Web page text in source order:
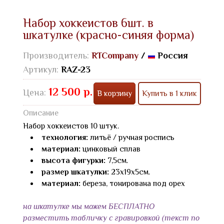
Набор хоккеистов 6шт. в
шкатулке (красно-синяя форма)
Производитель: RTCompany /
Россия
Артикул: RAZ-23
Цена: 12 500 р. В корзину Купить в 1 клик
Описание
Набор хоккеистов 10 штук.
технология: литьё / ручная роспись
материал: цинковый сплав
высота фигурки: 7,5см.
размер шкатулки: 23х19х5см.
материал: береза, тонирована под орех
на шкатулке мы можем БЕСПЛАТНО
разместить табличку с гравировкой (текст по